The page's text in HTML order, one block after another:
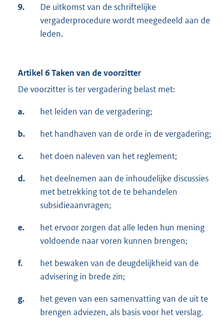
9.
De uitkomst van de schriftelijke
vergaderprocedure wordt meegedeeld aan de
leden.
Artikel 6 Taken van de voorzitter
De voorzitter is ter vergadering belast met:
a. het leiden van de vergadering;
b. het handhaven van de orde in de vergadering;
c. het doen naleven van het reglement;
d.
het deelnemen aan de inhoudelijke discussies
met betrekking tot de te behandelen
subsidieaanvragen;
e.
het ervoor zorgen dat alle leden hun mening
voldoende naar voren kunnen brengen;
f.
het bewaken van de deugdelijkheid van de
advisering in brede zin;
g.
het geven van een samenvatting van de uit te
brengen adviezen, als basis voor het verslag.